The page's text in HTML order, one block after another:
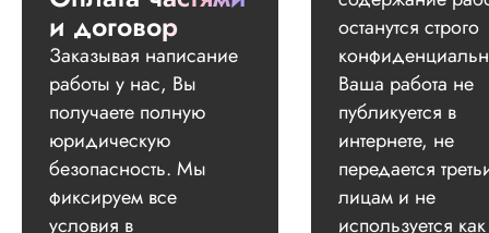
и договор
Заказывая написание
работы у нас, Вы
получаете полную
юридическую
безопасность. Мы
фиксируем все
условия в
останутся строго
Ваша работа не
публикуется в
интернете, не
передается
лицам и не
используется как